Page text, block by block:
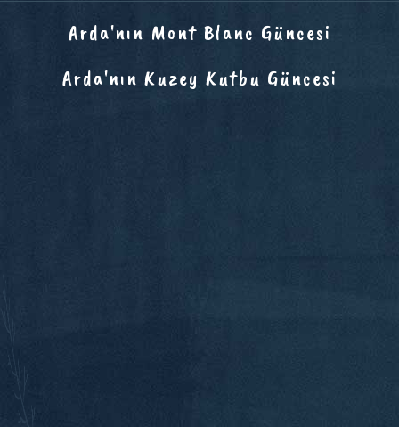
Arda'nın Mont Blanc Güncesi
Arda'nın Kuzey Kutbu Güncesi